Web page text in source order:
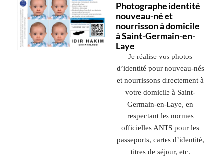
Photographe identité
nouveau-né et
nourrisson à domicile
à Saint-Germain-en-
Laye
Je réalise vos photos
d’identité pour nouveau-nés
et nourrissons directement à
votre domicile à Saint-
Germain-en-Laye, en
respectant les normes
officielles ANTS pour les
passeports, cartes d’identité,
titres de séjour, etc.